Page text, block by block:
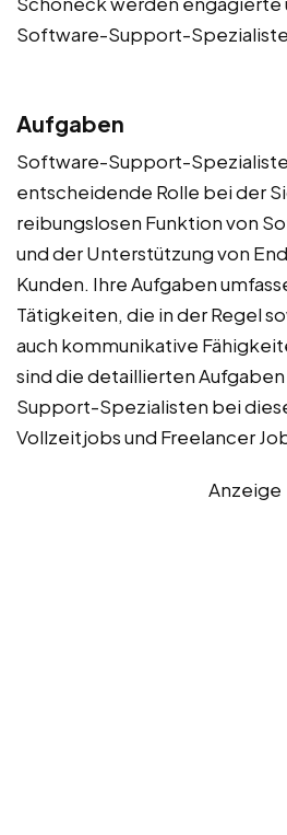
Software-Support-
Aufgaben
Software-Support-
entscheidende Rolle bei der
reibungslosen Funktion von
und der Unterstützung von
Kunden. Ihre Aufgaben
Tätigkeiten, die in der Regel
auch kommunikative
sind die detaillierten
Support-Spezialisten bei
Vollzeitjobs und Freelancer
Anzeige